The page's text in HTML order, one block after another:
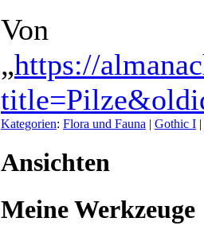
Von
„https://
Kategorien: Flora und Fauna | Gothic I |
Ansichten
Meine Werkzeuge